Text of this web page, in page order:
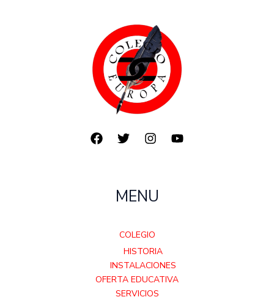
MENU
COLEGIO
HISTORIA
INSTALACIONES
OFERTA EDUCATIVA
SERVICIOS